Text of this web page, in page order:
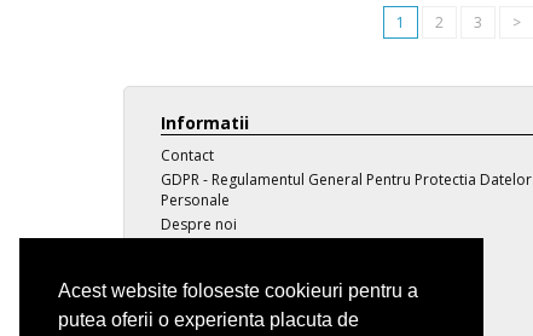
Acest website foloseste cookieuri pentru a
putea oferii o experienta placuta de
1 2 3 >
Informatii
Contact
GDPR - Regulamentul General Pentru Protectia Datelor
Personale
Despre noi
Termeni si conditii
Voucher educational / social